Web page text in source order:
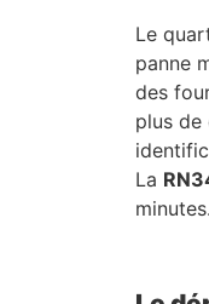
Le
panne
des
plus de
La
minutes.